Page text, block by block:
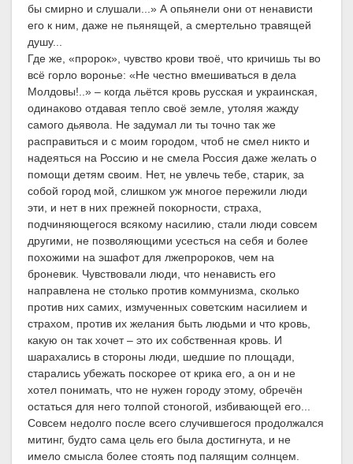
бы смирно и слушали...» А опьянели они от ненависти
его к ним, даже не пьянящей, а смертельно травящей
душу...
Где же, «пророк», чувство крови твоё, что кричишь ты во
всё горло воронье: «Не честно вмешиваться в дела
Молдовы!..» – когда льётся кровь русская и украинская,
одинаково отдавая тепло своё земле, утоляя жажду
самого дьявола. Не задумал ли ты точно так же
расправиться и с моим городом, чтоб не смел никто и
надеяться на Россию и не смела Россия даже желать о
помощи детям своим. Нет, не увлечь тебе, старик, за
собой город мой, слишком уж многое пережили люди
эти, и нет в них прежней покорности, страха,
подчиняющегося всякому насилию, стали люди совсем
другими, не позволяющими усесться на себя и более
похожими на эшафот для лжепророков, чем на
броневик. Чувствовали люди, что ненависть его
направлена не столько против коммунизма, сколько
против них самих, измученных советским насилием и
страхом, против их желания быть людьми и что кровь,
какую он так хочет – это их собственная кровь. И
шарахались в стороны люди, шедшие по площади,
старались убежать поскорее от крика его, а он и не
хотел понимать, что не нужен городу этому, обречён
остаться для него толпой стоногой, избивающей его...
Совсем недолго после всего случившегося продолжался
митинг, будто сама цель его была достигнута, и не
имело смысла более стоять под палящим солнцем.